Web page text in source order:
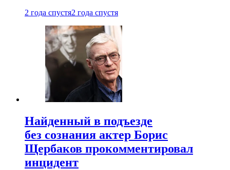
2 года спустя2 года спустя
Найденный в подъезде
без сознания актер Борис
Щербаков прокомментировал
инцидент